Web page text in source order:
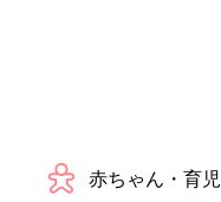
赤ちゃん・育児